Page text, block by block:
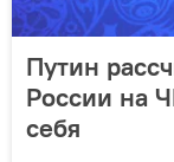
Путин
России на
себя